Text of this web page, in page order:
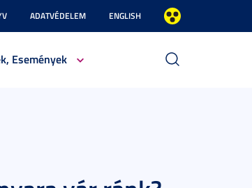
ADATVÉDELEM ENGLISH
Események